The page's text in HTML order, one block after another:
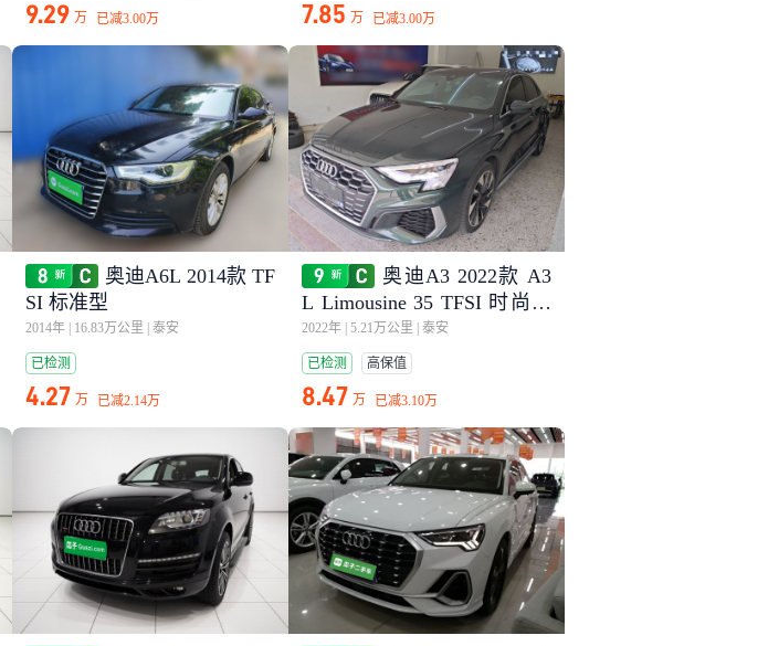
9.29 万 已减3.00万 7.85 万 已减3.00万
奥迪A6L 2014款 TF
SI 标准型
2014年 16.83万公里 泰安
已检测
4.27 万 已减2.14万
奥迪A3 2022款 A3
L Limousine 35 TFSI 时尚运
动型
2022年 5.21万公里 泰安
已检测 高保值
8.47 万 已减3.10万